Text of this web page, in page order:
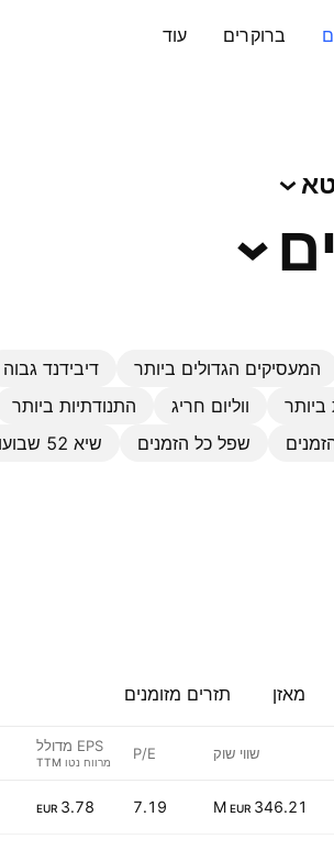
ברוקרים עוד
המעסיקים הגדולים ביותר דיבידנד גבוה
ביותר ווליום חריג התנודתיות ביותר
שפל כל הזמנים שיא 52 שבועות
מאזן תזרים מזומנים
שווי שוק P/E EPS מדולל
346.21 M
EUR
7.19
3.78
EUR